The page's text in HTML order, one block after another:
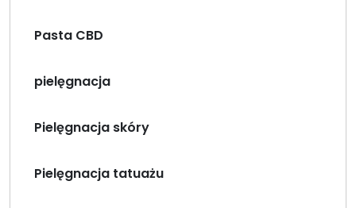
Pasta CBD
pielęgnacja
Pielęgnacja skóry
Pielęgnacja tatuażu